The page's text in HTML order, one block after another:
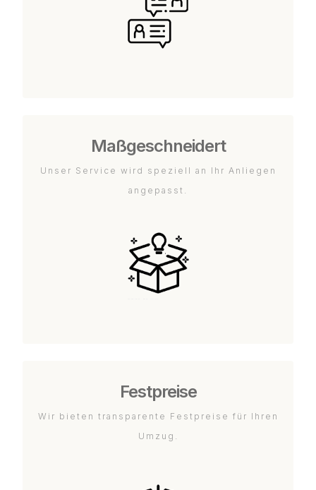
Maßgeschneidert
Unser Service wird speziell an Ihr Anliegen
angepasst.
Festpreise
Wir bieten transparente Festpreise für Ihren
Umzug.